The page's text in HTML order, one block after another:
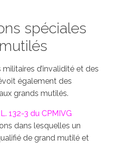
spéciales
d’invalidité et des
également des
grands mutilés.
132-3 du CPMIVG
dans lesquelles un
de grand mutilé et